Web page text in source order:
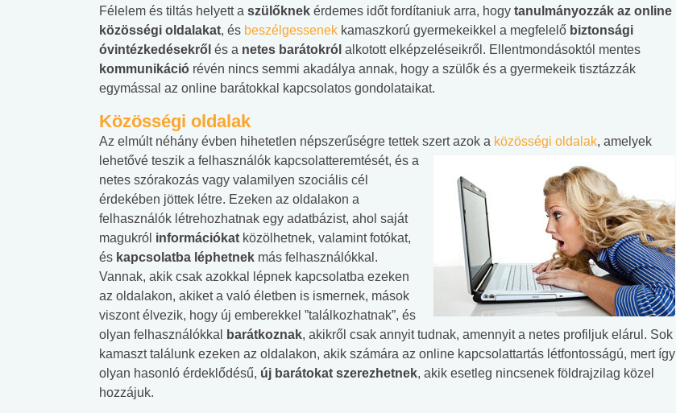
Félelem és tiltás helyett a szülőknek érdemes időt fordítaniuk arra, hogy tanulmányozzák az online
közösségi oldalakat, és beszélgessenek kamaszkorú gyermekeikkel a megfelelő biztonsági
óvintézkedésekről és a netes barátokról alkotott elképzeléseikről. Ellentmondásoktól mentes
kommunikáció révén nincs semmi akadálya annak, hogy a szülők és a gyermekeik tisztázzák
egymással az online barátokkal kapcsolatos gondolataikat.
Közösségi oldalak
Az elmúlt néhány évben hihetetlen népszerűségre tettek szert azok a közösségi oldalak, amelyek
lehetővé teszik a felhasználók kapcsolatteremtését, és a
netes szórakozás vagy valamilyen szociális cél
érdekében jöttek létre. Ezeken az oldalakon a
felhasználók létrehozhatnak egy adatbázist, ahol saját
magukról információkat közölhetnek, valamint fotókat,
és kapcsolatba léphetnek más felhasználókkal.
Vannak, akik csak azokkal lépnek kapcsolatba ezeken
az oldalakon, akiket a való életben is ismernek, mások
viszont élvezik, hogy új emberekkel ”találkozhatnak”, és
olyan felhasználókkal
barátkoznak, akikről csak annyit tudnak, amennyit a netes profiljuk elárul. Sok
kamaszt találunk ezeken az oldalakon, akik számára az online kapcsolattartás létfontosságú, mert így
olyan hasonló érdeklődésű, új barátokat szerezhetnek, akik esetleg nincsenek földrajzilag közel
hozzájuk.